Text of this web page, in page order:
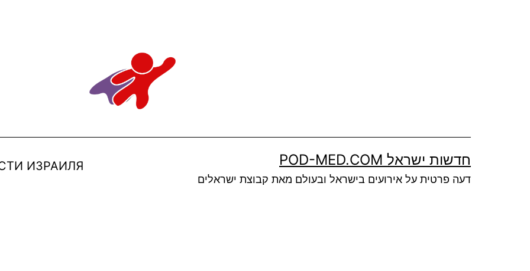
חדשות ישראל POD-MED.COM
דעה פרטית על אירועים בישראל ובעולם מאת קבוצת ישראלים
ИЗРАИЛЯ